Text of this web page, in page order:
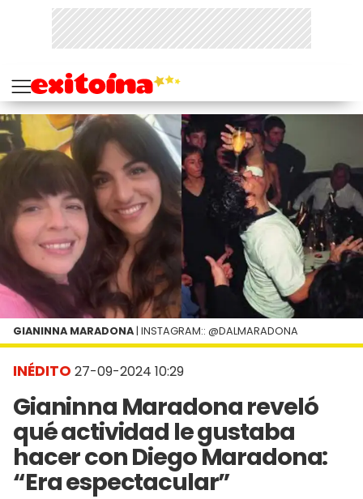
INÉDITO 27-09-2024 10:29
Gianinna Maradona reveló
qué actividad le gustaba
hacer con Diego Maradona:
“Era espectacular”
GIANINNA MARADONA | INSTAGRAM:: @DALMARADONA